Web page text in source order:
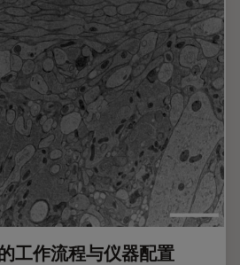
工作流程与仪器配置